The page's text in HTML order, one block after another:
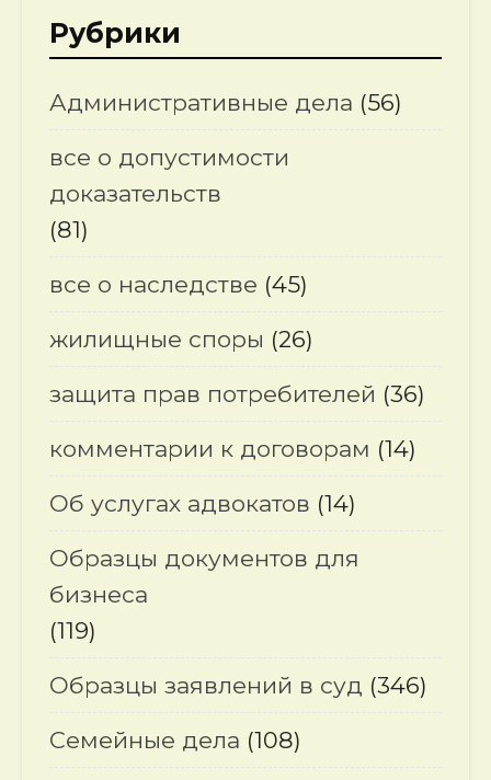
Рубрики
Административные дела (56)
все о допустимости
доказательств
(81)
все о наследстве (45)
жилищные споры (26)
защита прав потребителей (36)
комментарии к договорам (14)
Об услугах адвокатов (14)
Образцы документов для
бизнеса
(119)
Образцы заявлений в суд (346)
Семейные дела (108)